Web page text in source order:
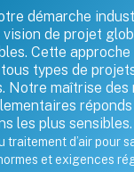
démarche
de projet
Cette approche
types de
Notre maîtrise des
les plus sensibles.
traitement d’air pour
et exigences